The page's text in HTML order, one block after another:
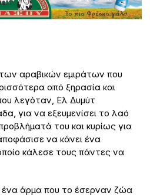
των αραβικών εμιράτων που
από ξηρασία και
λεγόταν, Ελ Δυμύτ
για να εξευμενίσει το λαό
του και κυρίως για
να κάνει ένα
κάλεσε τους πάντες να
άρμα που το έσερναν ζώα